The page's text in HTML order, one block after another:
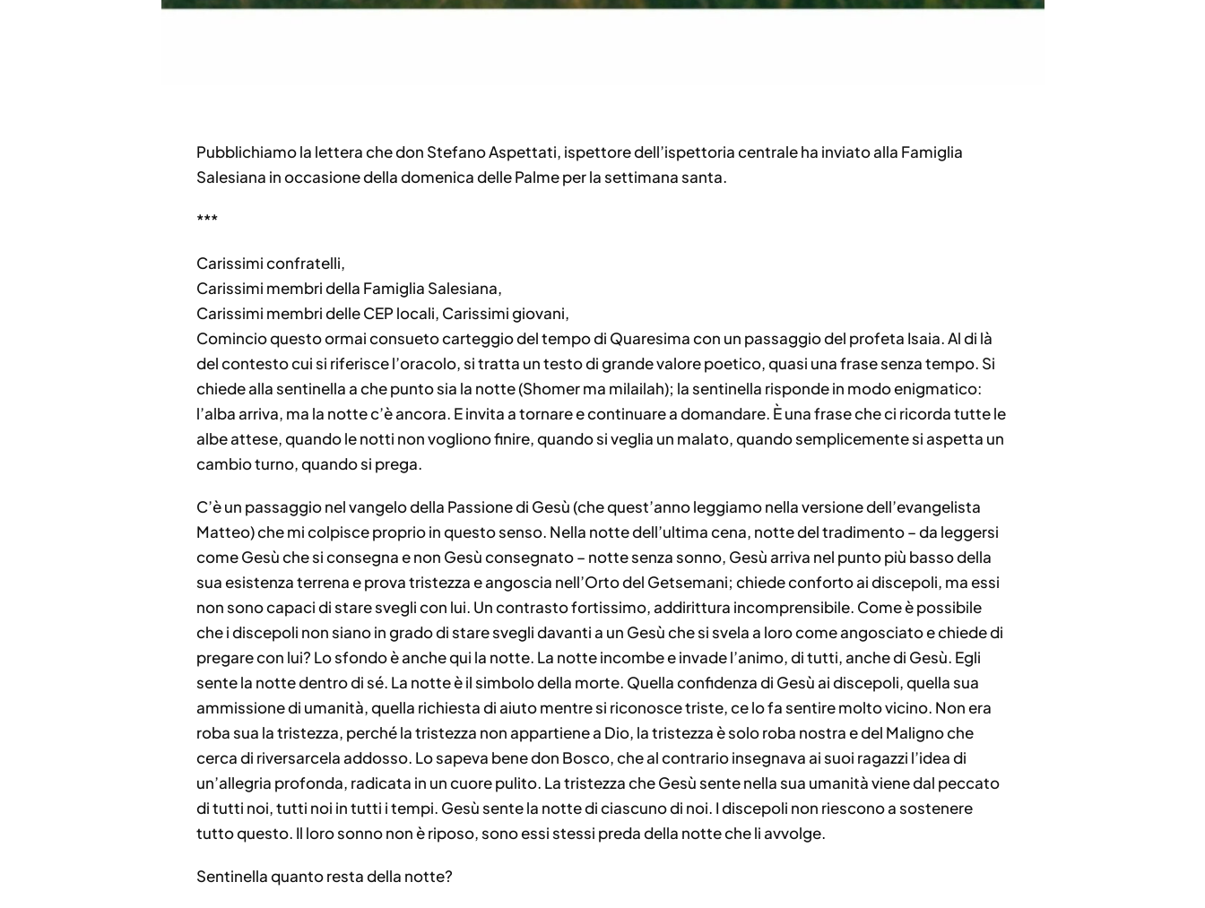
Pubblichiamo la lettera che don Stefano Aspettati, ispettore dell’ispettoria centrale ha inviato alla Famiglia
Salesiana in occasione della domenica delle Palme per la settimana santa.
***
Carissimi confratelli,
Carissimi membri della Famiglia Salesiana,
Carissimi membri delle CEP locali, Carissimi giovani,
Comincio questo ormai consueto carteggio del tempo di Quaresima con un passaggio del profeta Isaia. Al di là
del contesto cui si riferisce l’oracolo, si tratta un testo di grande valore poetico, quasi una frase senza tempo. Si
chiede alla sentinella a che punto sia la notte (Shomer ma milailah); la sentinella risponde in modo enigmatico:
l’alba arriva, ma la notte c’è ancora. E invita a tornare e continuare a domandare. È una frase che ci ricorda tutte le
albe attese, quando le notti non vogliono finire, quando si veglia un malato, quando semplicemente si aspetta un
cambio turno, quando si prega.
C’è un passaggio nel vangelo della Passione di Gesù (che quest’anno leggiamo nella versione dell’evangelista
Matteo) che mi colpisce proprio in questo senso. Nella notte dell’ultima cena, notte del tradimento – da leggersi
come Gesù che si consegna e non Gesù consegnato – notte senza sonno, Gesù arriva nel punto più basso della
sua esistenza terrena e prova tristezza e angoscia nell’Orto del Getsemani; chiede conforto ai discepoli, ma essi
non sono capaci di stare svegli con lui. Un contrasto fortissimo, addirittura incomprensibile. Come è possibile
che i discepoli non siano in grado di stare svegli davanti a un Gesù che si svela a loro come angosciato e chiede di
pregare con lui? Lo sfondo è anche qui la notte. La notte incombe e invade l’animo, di tutti, anche di Gesù. Egli
sente la notte dentro di sé. La notte è il simbolo della morte. Quella confidenza di Gesù ai discepoli, quella sua
ammissione di umanità, quella richiesta di aiuto mentre si riconosce triste, ce lo fa sentire molto vicino. Non era
roba sua la tristezza, perché la tristezza non appartiene a Dio, la tristezza è solo roba nostra e del Maligno che
cerca di riversarcela addosso. Lo sapeva bene don Bosco, che al contrario insegnava ai suoi ragazzi l’idea di
un’allegria profonda, radicata in un cuore pulito. La tristezza che Gesù sente nella sua umanità viene dal peccato
di tutti noi, tutti noi in tutti i tempi. Gesù sente la notte di ciascuno di noi. I discepoli non riescono a sostenere
tutto questo. Il loro sonno non è riposo, sono essi stessi preda della notte che li avvolge.
Sentinella quanto resta della notte?